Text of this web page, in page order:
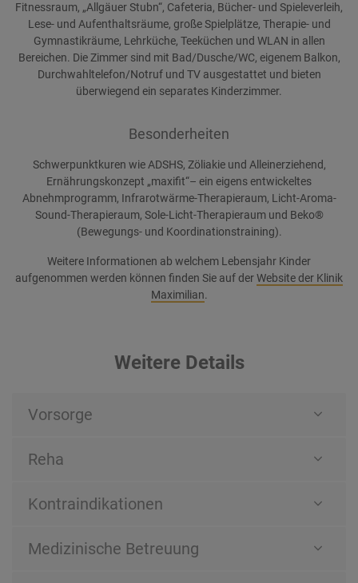
Fitnessraum, „Allgäuer Stubn“, Cafeteria, Bücher- und Spieleverleih,
Lese- und Aufenthaltsräume, große Spielplätze, Therapie- und
Gymnastikräume, Lehrküche, Teeküchen und WLAN in allen
Bereichen. Die Zimmer sind mit Bad/Dusche/WC, eigenem Balkon,
Durchwahltelefon/Notruf und TV ausgestattet und bieten
überwiegend ein separates Kinderzimmer.
Besonderheiten
Schwerpunktkuren wie ADSHS, Zöliakie und Alleinerziehend,
Ernährungskonzept „maxifit“– ein eigens entwickeltes
Abnehmprogramm, Infrarotwärme-Therapieraum, Licht-Aroma-
Sound-Therapieraum, Sole-Licht-Therapieraum und Beko®
(Bewegungs- und Koordinationstraining).
Weitere Informationen ab welchem Lebensjahr Kinder
aufgenommen werden können finden Sie auf derWebsite der Klinik
Maximilian.
Weitere Details
Vorsorge
Reha
Kontraindikationen
Medizinische Betreuung